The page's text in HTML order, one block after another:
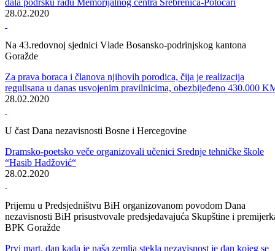
ZA PROJEKTE CESTOGRADNJE VLADA FEDERACIJE
IZDVOJILA 100.000.000 KM
Za izgradnju brze ceste Prača – Goražde, LOT 1 tunel Hranjen – faza
1 u ovoj godini planirano 36 miliona KM
28.02.2020